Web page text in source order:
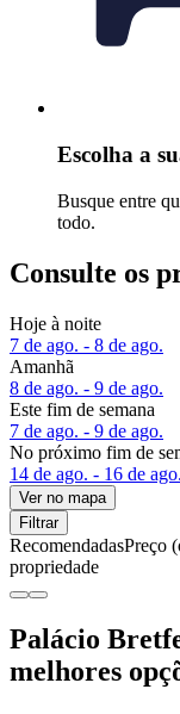
Escolha a
Busque entre
todo.
Consulte os
Hoje à noite
7 de ago. - 8 de ago.
Amanhã
8 de ago. - 9 de ago.
Este fim de semana
7 de ago. - 9 de ago.
No próximo fim de
14 de ago. - 16 de ago.
Ver no mapa
Filtrar
RecomendadasPreço
propriedade
Palácio
melhores